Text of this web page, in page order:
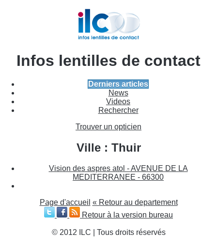
Infos lentilles de contact
Derniers articles
News
Videos
Rechercher
Trouver un opticien
Ville : Thuir
Vision des aspres atol - AVENUE DE LA
MEDITERRANEE - 66300
Page d'accueil « Retour au departement
Retour à la version bureau
© 2012 ILC | Tous droits réservés